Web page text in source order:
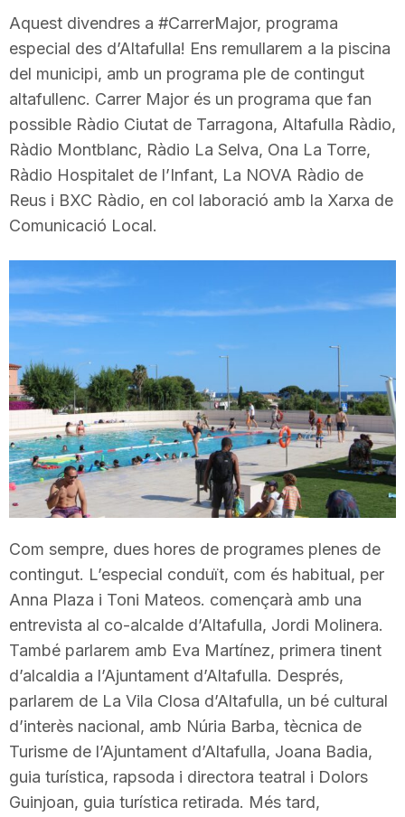
i
u
t
d
e
T
a
r
a
o
Aquest divendres a #CarrerMajor, programa
especial des d’Altafulla! Ens remullarem a la piscina
del municipi, amb un programa ple de contingut
altafullenc. Carrer Major és un programa que fan
possible Ràdio Ciutat de Tarragona, Altafulla Ràdio,
Ràdio Montblanc, Ràdio La Selva, Ona La Torre,
Ràdio Hospitalet de l’Infant, La NOVA Ràdio de
Reus i BXC Ràdio, en col laboració amb la Xarxa de
Comunicació Local.
Com sempre, dues hores de programes plenes de
contingut. L’especial conduït, com és habitual, per
Anna Plaza i Toni Mateos. començarà amb una
entrevista al co-alcalde d’Altafulla, Jordi Molinera.
També parlarem amb Eva Martínez, primera tinent
d’alcaldia a l’Ajuntament d’Altafulla. Després,
parlarem de La Vila Closa d’Altafulla, un bé cultural
d’interès nacional, amb Núria Barba, tècnica de
Turisme de l’Ajuntament d’Altafulla, Joana Badia,
guia turística, rapsoda i directora teatral i Dolors
Guinjoan, guia turística retirada. Més tard,